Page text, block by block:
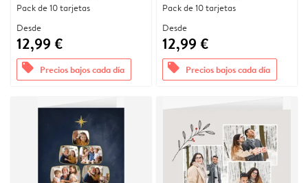
Pack de 10 tarjetas
Desde
12,99 €
offers Precios bajos cada día
Pack de 10 tarjetas
Desde
12,99 €
offers Precios bajos cada día